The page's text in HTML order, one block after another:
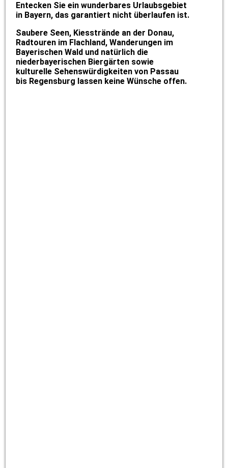
Entecken Sie ein wunderbares Urlaubsgebiet
in Bayern, das garantiert nicht überlaufen ist.
Saubere Seen, Kiesstrände an der Donau,
Radtouren im Flachland, Wanderungen im
Bayerischen Wald und natürlich die
niederbayerischen Biergärten sowie
kulturelle Sehenswürdigkeiten von Passau
bis Regensburg lassen keine Wünsche offen.